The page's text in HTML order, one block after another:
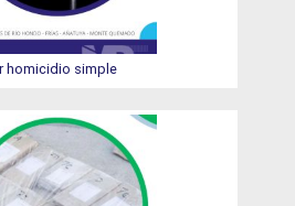
homicidio simple